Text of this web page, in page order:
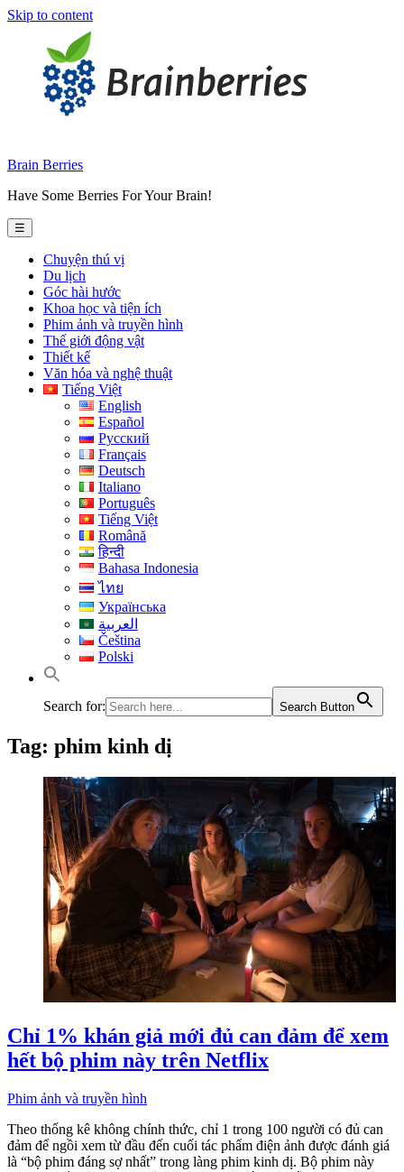
Skip to content
Brain Berries
Have Some Berries For Your Brain!
☰
Chuyện thú vị
Du lịch
Góc hài hước
Khoa học và tiện ích
Phim ảnh và truyền hình
Thế giới động vật
Thiết kế
Văn hóa và nghệ thuật
Tiếng Việt
English
Español
Русский
Français
Deutsch
Italiano
Português
Tiếng Việt
Română
हिन्दी
Bahasa Indonesia
ไทย
Українська
العربية
Čeština
Polski
Search for: Search Button
Tag: phim kinh dị
Chỉ 1% khán giả mới đủ can đảm để xem
hết bộ phim này trên Netflix
Phim ảnh và truyền hình
Theo thống kê không chính thức, chỉ 1 trong 100 người có đủ can
đảm để ngồi xem từ đầu đến cuối tác phẩm điện ảnh được đánh giá
là “bộ phim đáng sợ nhất” trong làng phim kinh dị. Bộ phim này